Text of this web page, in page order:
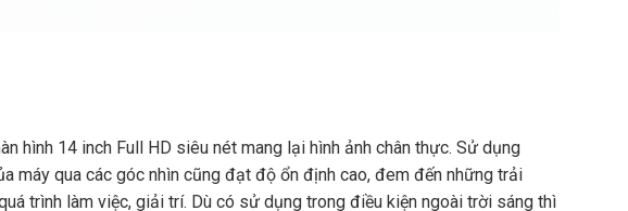
hình 14 inch Full HD siêu nét mang lại hình ảnh chân thực. Sử dụng
máy qua các góc nhìn cũng đạt độ ổn định cao, đem đến những trải
trình làm việc, giải trí. Dù có sử dụng trong điều kiện ngoài trời sáng thì